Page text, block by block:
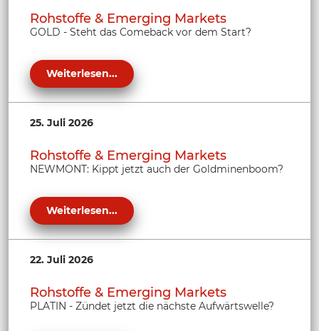
Rohstoffe & Emerging Markets
GOLD - Steht das Comeback vor dem Start?
Weiterlesen...
25. Juli 2026
Rohstoffe & Emerging Markets
NEWMONT: Kippt jetzt auch der Goldminenboom?
Weiterlesen...
22. Juli 2026
Rohstoffe & Emerging Markets
PLATIN - Zündet jetzt die nächste Aufwärtswelle?